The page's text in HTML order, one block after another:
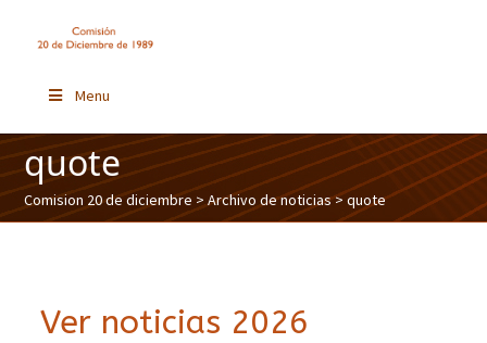
Menu
quote
Comision 20 de diciembre >Archivo de noticias> quote
Ver noticias 2026